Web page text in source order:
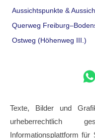
Aussichtspunkte &
Querweg
Ostweg (Höhenweg III.)
Texte, Bilder und
urheberrechtlich
Informationsplattform für